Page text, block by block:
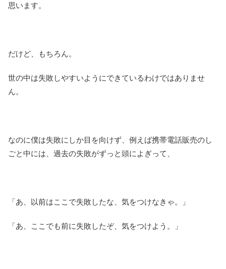
思います。
だけど、もちろん。
世の中は失敗しやすいようにできているわけではありませ
ん。
なのに僕は失敗にしか目を向けず、例えば携帯電話販売のし
ごと中には、過去の失敗がずっと頭によぎって、
「あ、以前はここで失敗したな、気をつけなきゃ。」
「あ、ここでも前に失敗したぞ、気をつけよう。」